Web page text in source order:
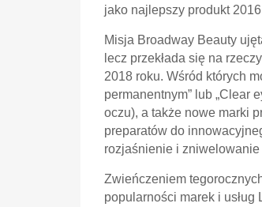
jako najlepszy produkt
Misja Broadway Beauty
lecz przekłada się na
2018 roku. Wśród których
permanentnym” lub „Clear
oczu), a także nowe marki
preparatów do
rozjaśnienie i
Zwieńczeniem
popularności marek i usług